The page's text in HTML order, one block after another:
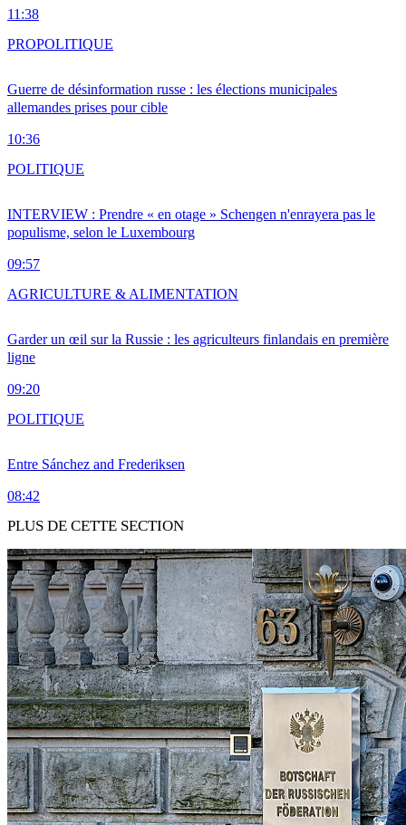
11:38
Guerre de désinformation russe : les élections municipales
allemandes prises pour cible
10:36
PROPOLITIQUE
INTERVIEW : Prendre « en otage » Schengen n'enrayera pas le
populisme, selon le Luxembourg
09:57
POLITIQUE
Garder un œil sur la Russie : les agriculteurs finlandais en première
ligne
09:20
AGRICULTURE & ALIMENTATION
Entre Sánchez and Frederiksen
08:42
POLITIQUE
PLUS DE CETTE SECTION